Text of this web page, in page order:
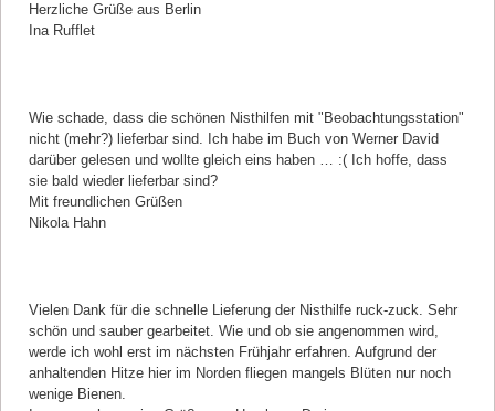
Herzliche Grüße aus Berlin
Ina Rufflet
Wie schade, dass die schönen Nisthilfen mit "Beobachtungsstation"
nicht (mehr?) lieferbar sind. Ich habe im Buch von Werner David
darüber gelesen und wollte gleich eins haben … :( Ich hoffe, dass
sie bald wieder lieferbar sind?
Mit freundlichen Grüßen
Nikola Hahn
Vielen Dank für die schnelle Lieferung der Nisthilfe ruck-zuck. Sehr
schön und sauber gearbeitet. Wie und ob sie angenommen wird,
werde ich wohl erst im nächsten Frühjahr erfahren. Aufgrund der
anhaltenden Hitze hier im Norden fliegen mangels Blüten nur noch
wenige Bienen.